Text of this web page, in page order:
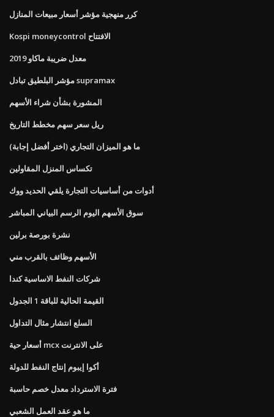
كرر منهجية مؤشر أسعار مبيعات المنازل
Kospi moneycontrol الافتتاح
معدل ضريبة ماكاو 2019
مؤشر البلطيق تبادل supramax
المشورة بشأن شراء الأسهم
ريل سعر سهم مخطط التاريخ
ما هو الميزان التجاري (اختر أفضل إجابة)
تكساس المنزل المقاولين
أدوات من أساسيات التجارة يلقي الحديد ووك
سوق الأسهم اليوم الرسم البياني المباشر
نشرة بورصة برلين
الأسهم وظائف بالقرب مني
شركات النفط الاساسية كندا
القيمة الحالية للباقة 1 الجدول
السلع انتشار مثال التداول
أسعار حية mcx على الانترنت
أكوا إيبوم إنتاج النفط للدولة
فترة الاسترداد معدل خصم حاسبة
ما هو عقد العمل الشعبي